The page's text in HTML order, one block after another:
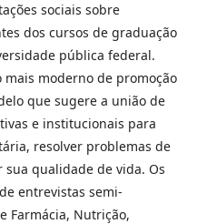
sociais sobre
dos cursos de graduação
pública federal.
mais moderno de promoção
que sugere a união de
e institucionais para
resolver problemas de
qualidade de vida. Os
entrevistas semi-
Farmácia, Nutrição,